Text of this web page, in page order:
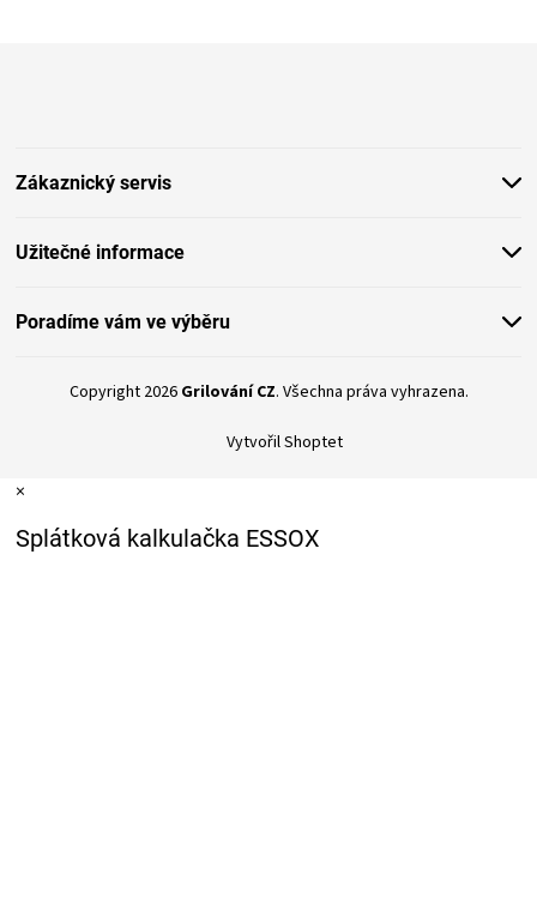
Zákaznický servis
Užitečné informace
Poradíme vám ve výběru
Vytvořil Shoptet
Copyright 2026 Grilování CZ. Všechna práva vyhrazena.
×
Splátková kalkulačka ESSOX